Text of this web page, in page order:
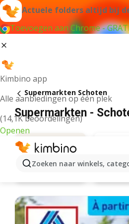
Actuele folders altijd bij
Toevoegen aan Chrome -
Kimbino app
Alle aanbiedingen op één plek
(14,1K beoordelingen)
Openen
Zoeken naar winkels,
Supermarkten Schoten
Supermarkten -